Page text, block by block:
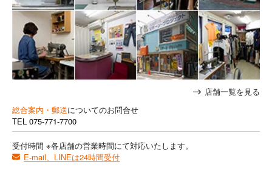
店舗一覧を見る
総合案内・郵送についてのお問合せ
TEL 075-771-7700
受付時間 ※各店舗の営業時間にて対応いたします。
E-mail、LINEは24時間受付